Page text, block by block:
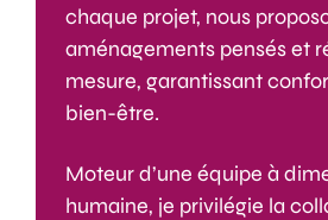
chaque projet, nous
aménagements pensés et
mesure, garantissant
bien-être.
Moteur d’une équipe à
humaine, je privilégie la